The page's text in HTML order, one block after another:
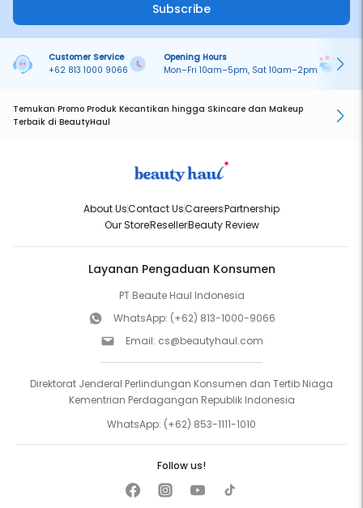
- Vegan
- Long Lasting Fragrance
Subscribe
Customer Service
+62 813 1000 9066
Opening Hours
Mon–Fri 10am–5pm, Sat 10am–2pm
Temukan Promo Produk Kecantikan hingga Skincare dan Makeup
Terbaik di BeautyHaul
About UsContact UsCareersPartnership
Our StoreResellerBeauty Review
Layanan Pengaduan Konsumen
PT Beaute Haul Indonesia
WhatsApp: (+62) 813-1000-9066
Email: cs@beautyhaul.com
Direktorat Jenderal Perlindungan Konsumen dan Tertib Niaga
Kementrian Perdagangan Republik Indonesia
WhatsApp: (+62) 853-1111-1010
Follow us!